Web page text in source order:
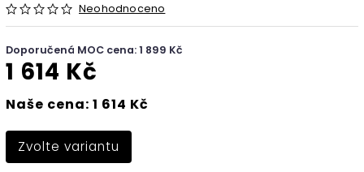
Neohodnoceno
Doporučená MOC cena: 1 899 Kč
1 614 Kč
Naše cena: 1 614 Kč
Zvolte variantu